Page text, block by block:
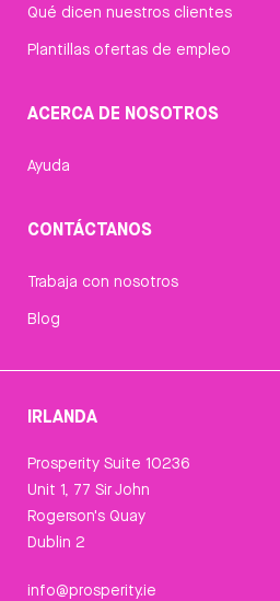
Qué dicen nuestros clientes
Plantillas ofertas de empleo
ACERCA DE NOSOTROS
Ayuda
CONTÁCTANOS
Trabaja con nosotros
Blog
IRLANDA
Prosperity Suite 10236
Unit 1, 77 Sir John
Rogerson's Quay
Dublin 2
info@prosperity.ie